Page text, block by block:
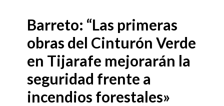
Barreto: “Las primeras
obras del Cinturón Verde
en Tijarafe mejorarán la
seguridad frente a
incendios forestales»